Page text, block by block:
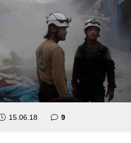
15.06.18 9komentara